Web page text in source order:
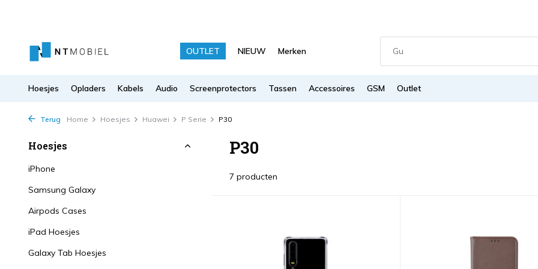
OUTLET NIEUW Merken
Hoesjes Opladers Kabels Audio Screenprotectors Tassen Accessoires GSM Outlet
Terug Home Hoesjes Huawei P Serie P30
Hoesjes
iPhone
Samsung Galaxy
Airpods Cases
iPad Hoesjes
Galaxy Tab Hoesjes
P30
7 producten